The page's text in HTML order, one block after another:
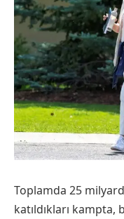
Toplamda 25
katıldıkları